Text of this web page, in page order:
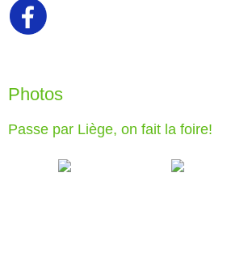
Photos
Passe par Liège, on fait la foire!